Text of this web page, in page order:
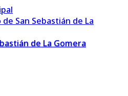
de La Gomera